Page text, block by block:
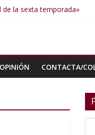
de la sexta temporada»
OPINIÓN CONTACTA/